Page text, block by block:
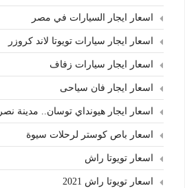
اسعار ايجار السيارات في مصر
اسعار ايجار سيارات تويوتا لاند كروزر
اسعار ايجار سيارات زفاف
اسعار ايجار فان سياحى
اسعار ايجار هيونداي توسان.. مدينة نصر
اسعار باص كوستر لرحلات سيوة
اسعار تويوتا راش
اسعار تويوتا راش 2021